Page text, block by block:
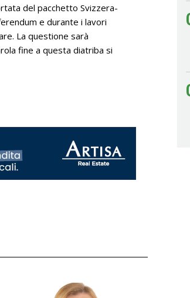
del pacchetto Svizzera-
e durante i lavori
La questione sarà
fine a questa diatriba si